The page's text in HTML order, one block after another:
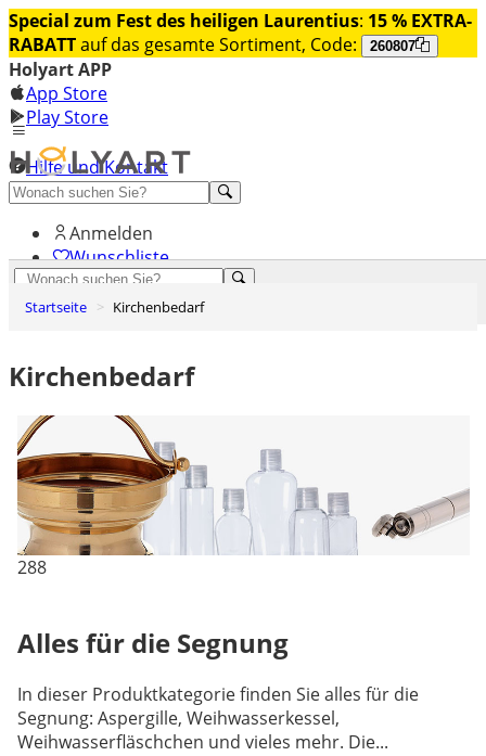
Special zum Fest des heiligen Laurentius: 15 % EXTRA-
RABATTauf das gesamte Sortiment, Code: 260807
Holyart APP
App Store
Play Store
Hilfe und Kontakt
Entdecken Sie Premium
Anmelden
Wunschliste
Warenkorb
Startseite Kirchenbedarf
Kirchenbedarf
288
Alles für die Segnung
In dieser Produktkategorie finden Sie alles für die
Segnung: Aspergille, Weihwasserkessel,
Weihwasserfläschchen und vieles mehr. Die...